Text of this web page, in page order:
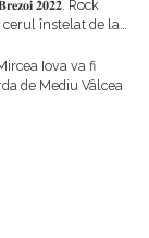
𝟐𝟎𝟐𝟐. Rock
înstelat de la
Iova va fi
de Mediu Vâlcea